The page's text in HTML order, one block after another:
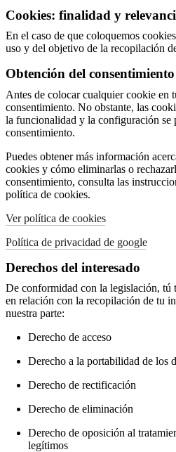
Cookies: finalidad y
En el caso de que coloquemos
uso y del objetivo de la recopilación
Obtención del
Antes de colocar cualquier cookie en
consentimiento. No obstante, las
la funcionalidad y la configuración se
consentimiento.
Puedes obtener más información
cookies y cómo eliminarlas o
consentimiento, consulta las
política de cookies.
Ver política de cookies
Política de privacidad de google
Derechos del interesado
De conformidad con la legislación, tú
en relación con la recopilación de tu
nuestra parte:
Derecho de acceso
Derecho a la portabilidad de los
Derecho de rectificación
Derecho de eliminación
Derecho de oposición al
legítimos